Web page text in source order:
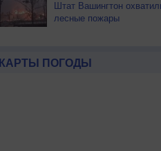
Штат Вашингтон
лесные пожары
КАРТЫ ПОГОДЫ